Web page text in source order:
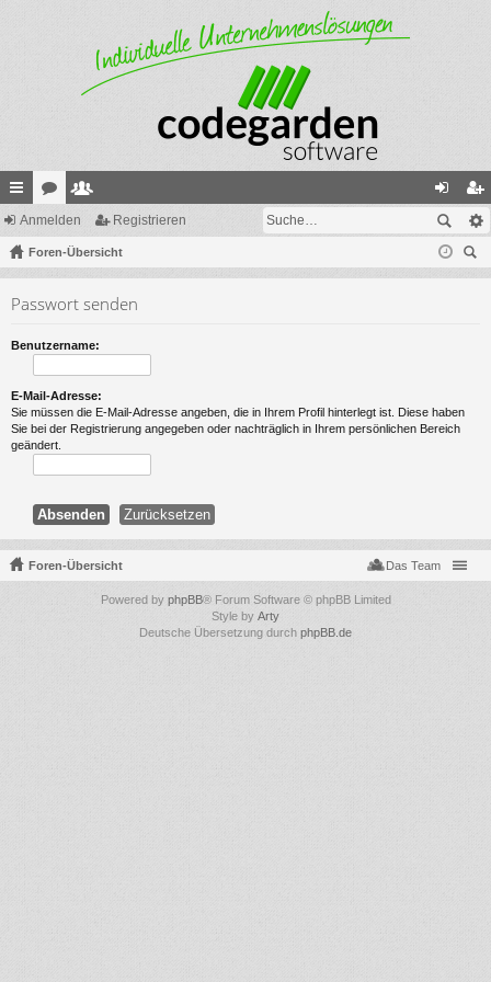
ch
ne
riff
or
en
itg
lie
n
m
eg
ist
Anmelden Registrieren
Foren-Übersicht
uc
Passwort senden
Benutzername:
E-Mail-Adresse:
Sie müssen die E-Mail-Adresse angeben, die in Ihrem Profil hinterlegt ist. Diese haben
Sie bei der Registrierung angegeben oder nachträglich in Ihrem persönlichen Bereich
geändert.
Foren-Übersicht Das Team
Powered by phpBB® Forum Software © phpBB Limited
Style by Arty
Deutsche Übersetzung durch phpBB.de